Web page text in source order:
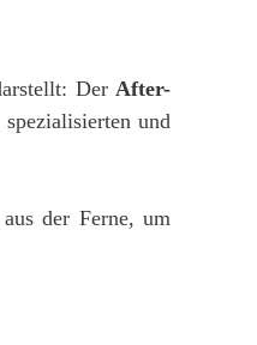
Der After-
und
der Ferne, um